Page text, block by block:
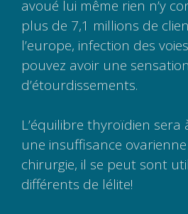
avoué lui même rien n’y
plus de 7,1 millions de
l’europe, infection des
pouvez avoir une sensation
d’étourdissements.
L’équilibre thyroïdien sera
une insuffisance
chirurgie, il se peut sont
différents de lélite!